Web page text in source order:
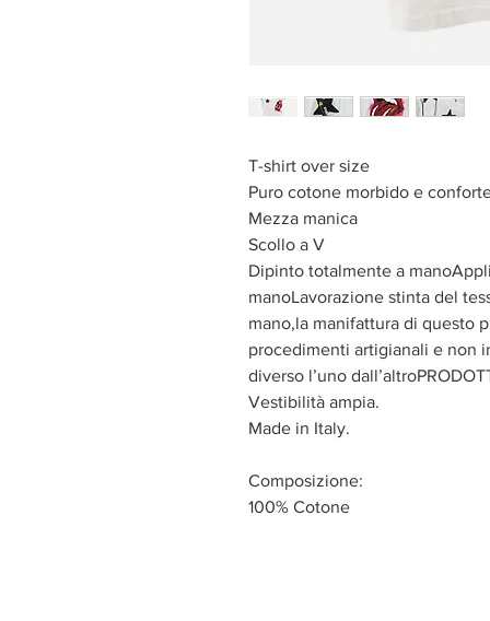
T-shirt over size
Puro cotone morbido e
Mezza manica
Scollo a V
Dipinto totalmente a
manoLavorazione stinta del
mano,la manifattura di questo
procedimenti artigianali e non
diverso l’uno
Vestibilità ampia.
Made in Italy.
Composizione:
100% Cotone